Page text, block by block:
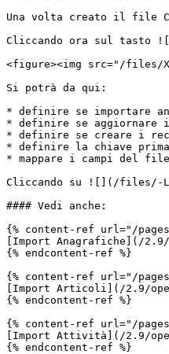
Una volta creato il file
Cliccando ora sul tasto
<figure><img src="/files/
Si potrà da qui:
* definire se importare
* definire se aggiornare
* definire se creare i
* definire la chiave
* mappare i campi del file
Cliccando su ![](/files/-
#### Vedi anche:
{% content-ref url="/pages/-
[Import Anagrafiche](/2.9/
{% endcontent-ref %}
{% content-ref url="/pages/-
[Import Articoli](/2.9/
{% endcontent-ref %}
{% content-ref url="/pages/
[Import Attività](/2.9/
{% endcontent-ref %}